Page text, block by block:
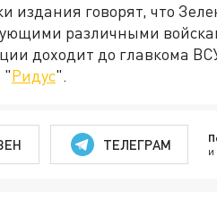
издания говорят, что
различными
доходит до главкома
"Ридус".
ТЕЛЕГРАМ и